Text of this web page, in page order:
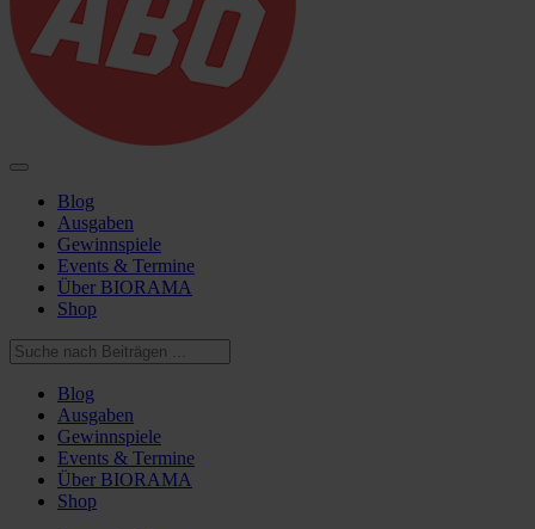
Blog
Ausgaben
Gewinnspiele
Events & Termine
Über BIORAMA
Shop
Blog
Ausgaben
Gewinnspiele
Events & Termine
Über BIORAMA
Shop